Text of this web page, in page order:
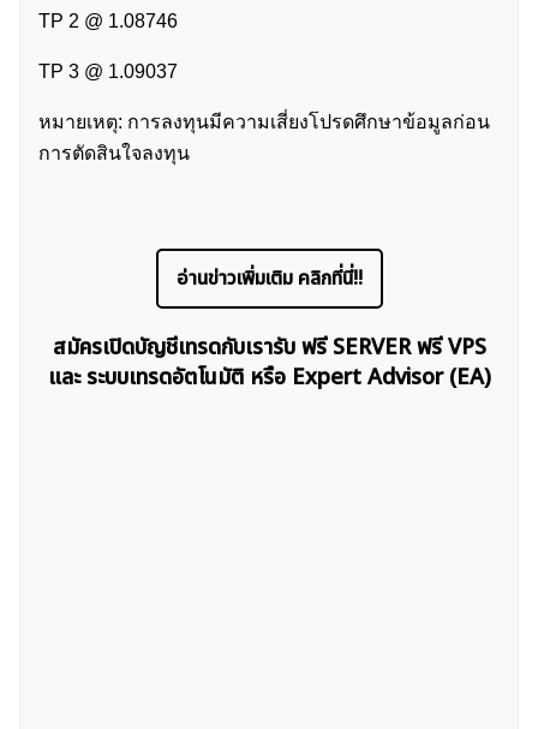
TP 2 @ 1.08746
TP 3 @ 1.09037
หมายเหตุ: การลงทุนมีความเสี่ยงโปรดศึกษาข้อมูลก่อน
การตัดสินใจลงทุน
อ่านข่าวเพิ่มเติม คลิกที่นี่!!
สมัครเปิดบัญชีเทรดกับเรารับ ฟรี SERVER ฟรี VPS
และ ระบบเทรดอัตโนมัติ หรือ Expert Advisor (EA)